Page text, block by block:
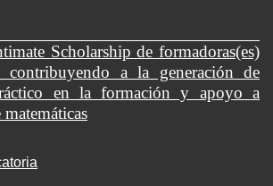
Scholarship de formadoras(es)
contribuyendo a la generación de
en la formación y apoyo a